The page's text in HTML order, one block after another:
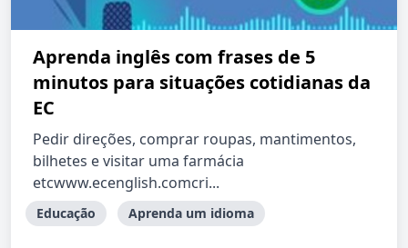
Aprenda inglês com frases de 5
minutos para situações cotidianas da
EC
Pedir direções, comprar roupas, mantimentos,
bilhetes e visitar uma farmácia
etcwww.ecenglish.comcri...
Educação Aprenda um idioma